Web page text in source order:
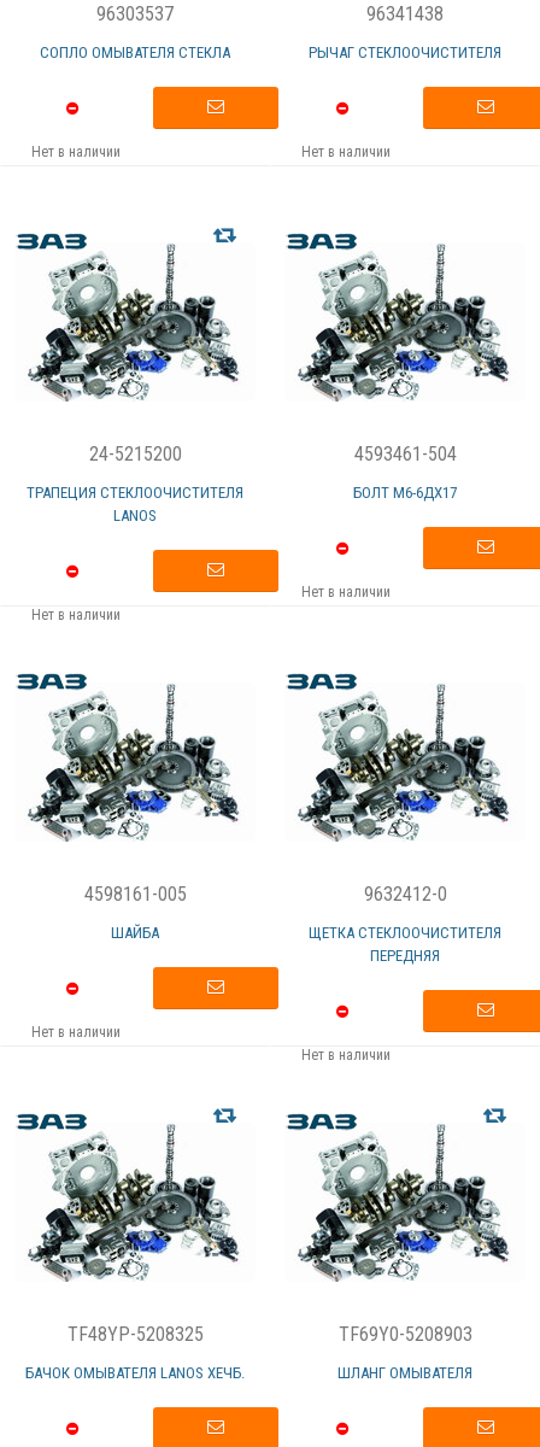
96303537
СОПЛО ОМЫВАТЕЛЯ СТЕКЛА
Нет в наличии
96341438
РЫЧАГ СТЕКЛООЧИСТИТЕЛЯ
Нет в наличии
24-5215200
ТРАПЕЦИЯ СТЕКЛООЧИСТИТЕЛЯ
LANOS
Нет в наличии
4593461-504
БОЛТ М6-6ДХ17
Нет в наличии
4598161-005
ШАЙБА
Нет в наличии
9632412-0
ЩЕТКА СТЕКЛООЧИСТИТЕЛЯ
ПЕРЕДНЯЯ
Нет в наличии
TF48YP-5208325
БАЧОК ОМЫВАТЕЛЯ LANOS ХЕЧБ.
TF69Y0-5208903
ШЛАНГ ОМЫВАТЕЛЯ